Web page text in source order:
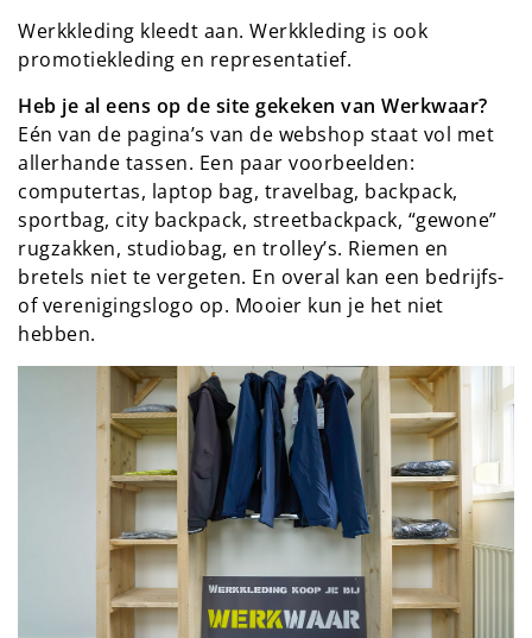
Werkkleding kleedt aan. Werkkleding is ook
promotiekleding en representatief.
Heb je al eens op de site gekeken van Werkwaar?
Eén van de pagina’s van de webshop staat vol met
allerhande tassen. Een paar voorbeelden:
computertas, laptop bag, travelbag, backpack,
sportbag, city backpack, streetbackpack, “gewone”
rugzakken, studiobag, en trolley’s. Riemen en
bretels niet te vergeten. En overal kan een bedrijfs-
of verenigingslogo op. Mooier kun je het niet
hebben.